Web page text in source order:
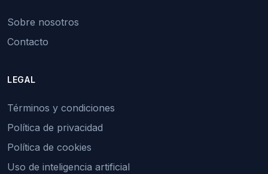
Sobre nosotros
Contacto
LEGAL
Términos y condiciones
Política de privacidad
Política de cookies
Uso de inteligencia artificial